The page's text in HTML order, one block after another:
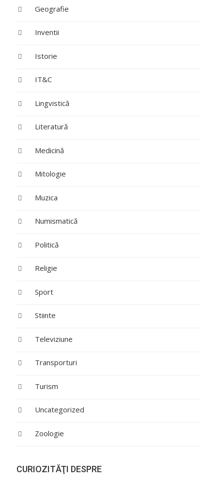
Geografie
Inventii
Istorie
IT&C
Lingvistică
Literatură
Medicină
Mitologie
Muzica
Numismatică
Politică
Religie
Sport
Stiinte
Televiziune
Transporturi
Turism
Uncategorized
Zoologie
CURIOZITĂŢI DESPRE